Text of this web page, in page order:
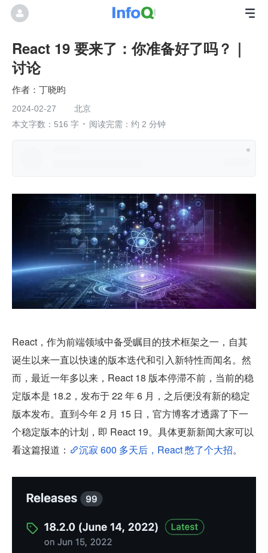
React 19 要来了：你准备好了吗？｜
讨论
丁晓昀
2024-02-27
北京
本文字数：516 字
阅读完需：约 2 分钟
React，作为前端领域中备受瞩目的技术框架之一，自其
诞生以来一直以快速的版本迭代和引入新特性而闻名。然
而，最近一年多以来，React 18 版本停滞不前，当前的稳
定版本是 18.2，发布于 22 年 6 月，之后便没有新的稳定
版本发布。直到今年 2 月 15 日，官方博客才透露了下一
个稳定版本的计划，即 React 19。具体更新新闻大家可以
看这篇报道：
沉寂 600 多天后，React 憋了个大招。